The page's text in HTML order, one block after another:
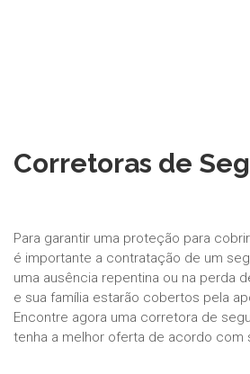
Corretoras de
Para garantir uma proteção para
é importante a contratação de um
uma ausência repentina ou na perda
e sua família estarão cobertos pela
Encontre agora uma corretora de
tenha a melhor oferta de acordo com